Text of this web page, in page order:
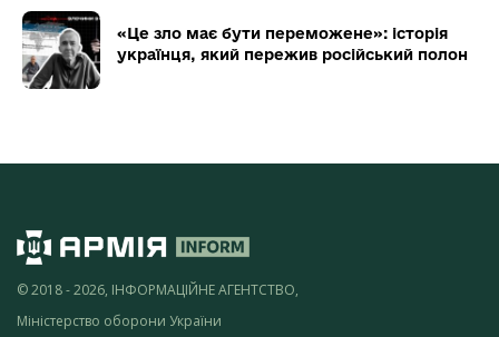
«Це зло має бути переможене»: історія
українця, який пережив російський полон
© 2018 - 2026, ІНФОРМАЦІЙНЕ АГЕНТСТВО,
Міністерство оборони України